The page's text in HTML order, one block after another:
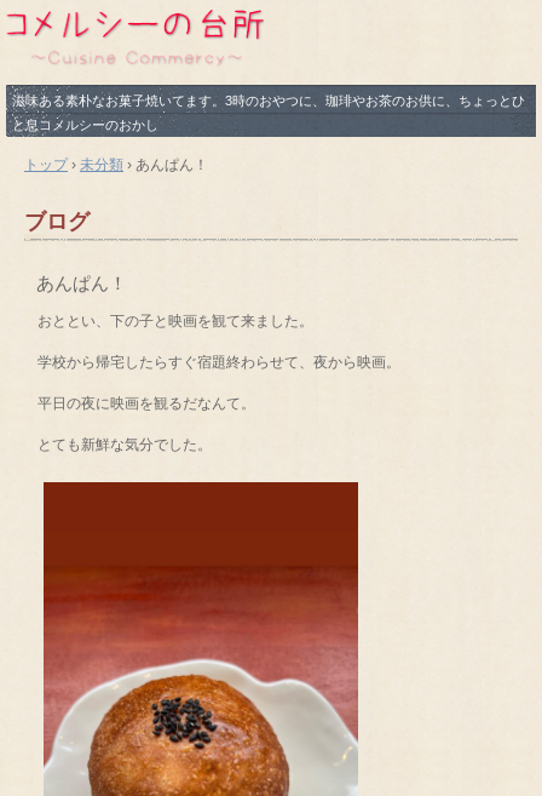
滋味ある素朴なお菓子焼いてます。3時のおやつに、珈琲やお茶のお供に、ちょっとひ
と息コメルシーのおかし
トップ› 未分類 › あんぱん！
ブログ
あんぱん！
おととい、下の子と映画を観て来ました。
学校から帰宅したらすぐ宿題終わらせて、夜から映画。
平日の夜に映画を観るだなんて。
とても新鮮な気分でした。